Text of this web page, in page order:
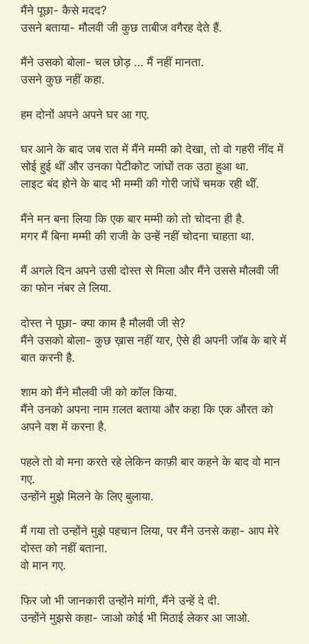
मैंने पूछा- कैसे मदद?
उसने बताया- मौलवी जी कुछ ताबीज वगैरह देते हैं.
मैंने उसको बोला- चल छोड़ … मैं नहीं मानता.
उसने कुछ नहीं कहा.
हम दोनों अपने अपने घर आ गए.
घर आने के बाद जब रात में मैंने मम्मी को देखा, तो वो गहरी नींद में
सोई हुई थीं और उनका पेटीकोट जांघों तक उठा हुआ था.
लाइट बंद होने के बाद भी मम्मी की गोरी जांघें चमक रही थीं.
मैंने मन बना लिया कि एक बार मम्मी को तो चोदना ही है.
मगर मैं बिना मम्मी की राजी के उन्हें नहीं चोदना चाहता था.
मैं अगले दिन अपने उसी दोस्त से मिला और मैंने उससे मौलवी जी
का फोन नंबर ले लिया.
दोस्त ने पूछा- क्या काम है मौलवी जी से?
मैंने उसको बोला- कुछ ख़ास नहीं यार, ऐसे ही अपनी जॉब के बारे में
बात करनी है.
शाम को मैंने मौलवी जी को कॉल किया.
मैंने उनको अपना नाम ग़लत बताया और कहा कि एक औरत को
अपने वश में करना है.
पहले तो वो मना करते रहे लेकिन काफ़ी बार कहने के बाद वो मान
गए.
उन्होंने मुझे मिलने के लिए बुलाया.
मैं गया तो उन्होंने मुझे पहचान लिया, पर मैंने उनसे कहा- आप मेरे
दोस्त को नहीं बताना.
वो मान गए.
फिर जो भी जानकारी उन्होंने मांगी, मैंने उन्हें दे दी.
उन्होंने मुझसे कहा- जाओ कोई भी मिठाई लेकर आ जाओ.